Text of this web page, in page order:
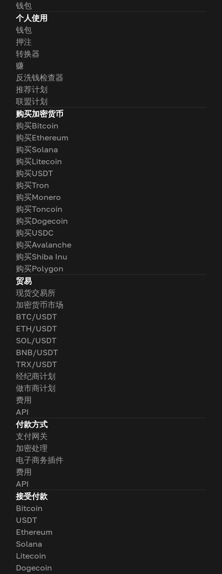
钱包
个人使用
钱包
押注
转换器
赚
反洗钱检查器
推荐计划
联盟计划
购买加密货币
购买Bitcoin
购买Ethereum
购买Solana
购买Litecoin
购买USDT
购买Tron
购买Monero
购买Toncoin
购买Dogecoin
购买USDC
购买Avalanche
购买Shiba Inu
购买Polygon
贸易
现货交易所
加密货币市场
BTC/USDT
ETH/USDT
SOL/USDT
BNB/USDT
TRX/USDT
经纪商计划
做市商计划
费用
API
付款方式
支付网关
加密处理
电子商务插件
费用
API
接受付款
Bitcoin
USDT
Ethereum
Solana
Litecoin
Dogecoin